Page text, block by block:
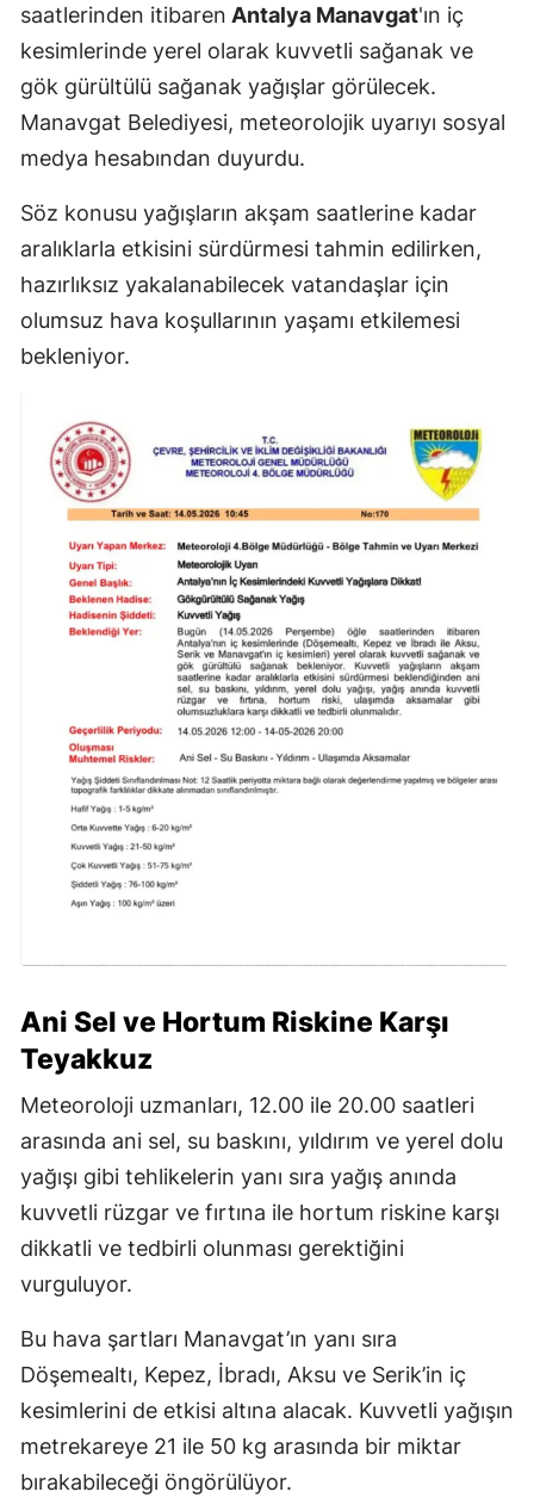
saatlerinden itibaren Antalya Manavgat'ın iç
kesimlerinde yerel olarak kuvvetli sağanak ve
gök gürültülü sağanak yağışlar görülecek.
Manavgat Belediyesi, meteorolojik uyarıyı sosyal
medya hesabından duyurdu.
Söz konusu yağışların akşam saatlerine kadar
aralıklarla etkisini sürdürmesi tahmin edilirken,
hazırlıksız yakalanabilecek vatandaşlar için
olumsuz hava koşullarının yaşamı etkilemesi
bekleniyor.
Ani Sel ve Hortum Riskine Karşı
Teyakkuz
Meteoroloji uzmanları, 12.00 ile 20.00 saatleri
arasında ani sel, su baskını, yıldırım ve yerel dolu
yağışı gibi tehlikelerin yanı sıra yağış anında
kuvvetli rüzgar ve fırtına ile hortum riskine karşı
dikkatli ve tedbirli olunması gerektiğini
vurguluyor.
Bu hava şartları Manavgat’ın yanı sıra
Döşemealtı, Kepez, İbradı, Aksu ve Serik’in iç
kesimlerini de etkisi altına alacak. Kuvvetli yağışın
metrekareye 21 ile 50 kg arasında bir miktar
bırakabileceği öngörülüyor.